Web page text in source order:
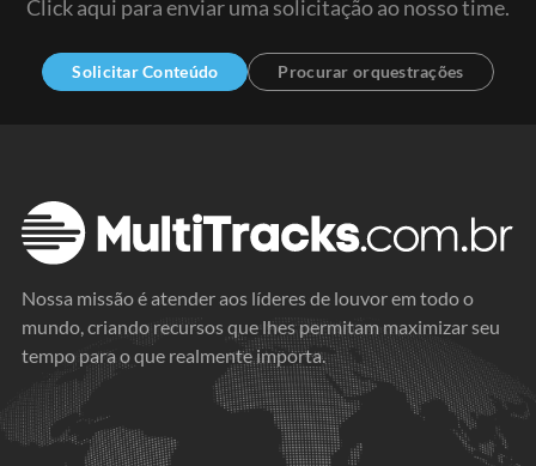
Click aqui para enviar uma solicitação ao nosso time.
Solicitar Conteúdo Procurar orquestrações
Nossa missão é atender aos líderes de louvor em todo o
mundo, criando recursos que lhes permitam maximizar seu
tempo para o que realmente importa.